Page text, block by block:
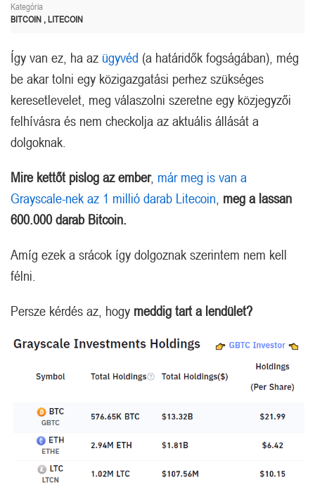
Kategória
BITCOIN , LITECOIN
Így van ez, ha az ügyvéd (a határidők fogságában), még
be akar tolni egy közigazgatási perhez szükséges
keresetlevelet, meg válaszolni szeretne egy közjegyzői
felhívásra és nem checkolja az aktuális állását a
dolgoknak.
Mire kettőt pislog az ember, már meg is van a
Grayscale-nek az 1 millió darab Litecoin meg a lassan
600.000 darab Bitcoin.
Amíg ezek a srácok így dolgoznak szerintem nem kell
félni.
Persze kérdés az, hogy meddig tart a lendület?